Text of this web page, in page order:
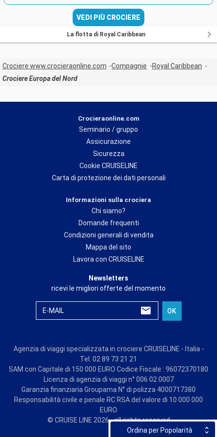
Ordina per Popolarità
VEDI PIÙ CROCIERE
La flotta di Royal Caribbean
Crociere www.crocieraonline.com Compagnie
Royal Caribbean
Crociere Europa del Nord
Crocieraonline.com
Seminario / gruppo
Assicurazione
Sicurezza
Cookie CRUISELINE
Carta di protezione dei dati personali
Informazioni sulla crociera
Chi siamo?
Domande frequenti
Condizioni generali di vendita
Mappa del sito
Lavora con CRUISELINE
Newsletters
ricevi le migliori offerte del momento
E-MAIL OK
Agenzia di viaggi specializzata in crociere CRUISELINE - Italia -
Tel: 02 89 73 21 21
SAM con Capitale di 150 000 EURO Codice Fiscale : 96072370180
Licenza di agenzia di viaggi n° 006 02 0007
Garanzia finanziaria Groupama N° di polizza 4000717380
Responsabilità civile e penale RC RSA del valore di 10 000 000
EURO
© CRUISE LINE 2026 - all rights reserved